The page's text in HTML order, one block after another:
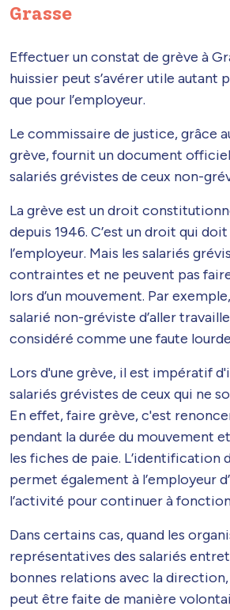
Grasse
Effectuer un constat de grève à
huissier peut s’avérer utile autant
que pour l’employeur.
Le commissaire de justice, grâce
grève, fournit un document
salariés grévistes de ceux non-
La grève est un droit
depuis 1946. C’est un droit qui
l’employeur. Mais les salariés
contraintes et ne peuvent pas
lors d’un mouvement. Par
salarié non-gréviste d’aller
considéré comme une faute
Lors d'une grève, il est impératif
salariés grévistes de ceux qui ne
En effet, faire grève, c'est
pendant la durée du mouvement
les fiches de paie. L’identification
permet également à l’employeur
l’activité pour continuer à
Dans certains cas, quand les
représentatives des salariés
bonnes relations avec la
peut être faite de manière